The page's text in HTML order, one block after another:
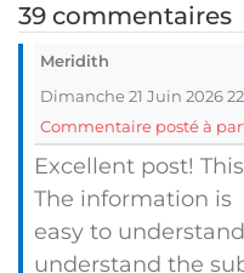
39 commentaires
Meridith
Dimanche 21 Juin 2026
Commentaire posté à
Excellent post!
The information is
easy to
understand the